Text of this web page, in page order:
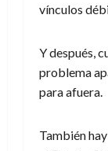
vínculos
Y después,
problema
para afuera.
También